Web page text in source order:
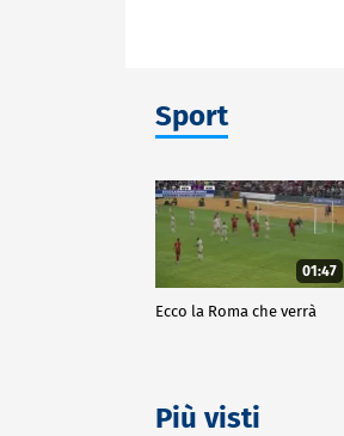
Sport
01:47
Ecco la Roma che verrà
Più visti